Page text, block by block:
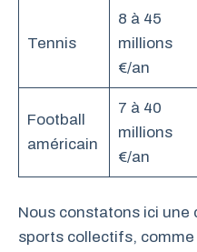
Tennis
8 à 45
millions
€/an
Football
américain
7 à 40
millions
€/an
Nous constatons ici une
sports collectifs,